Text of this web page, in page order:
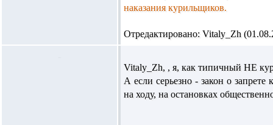
наказания курильщиков.
Отредактировано: Vitaly_Zh
Vitaly_Zh, , я, как типичный НЕ
А если серьезно - закон о
на ходу, на остановках